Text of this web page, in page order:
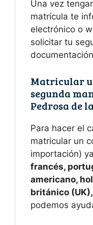
Una vez
matrícula te
electrónico o
solicitar tu
Matricular
segunda
Pedrosa de
Para hacer el
matricular un
importación)
francés,
americano,
británico
podemos